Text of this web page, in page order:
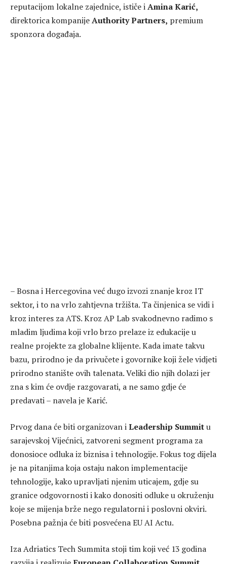
reputacijom lokalne zajednice, ističe iAmina Karić,
direktorica kompanijeAuthority Partners, premium
sponzora događaja.
– Bosna i Hercegovina već dugo izvozi znanje kroz IT
sektor, i to na vrlo zahtjevna tržišta. Ta činjenica se vidi i
kroz interes za ATS. Kroz AP Lab svakodnevno radimo s
mladim ljudima koji vrlo brzo prelaze iz edukacije u
realne projekte za globalne klijente. Kada imate takvu
bazu, prirodno je da privučete i govornike koji žele vidjeti
prirodno stanište ovih talenata. Veliki dio njih dolazi jer
zna s kim će ovdje razgovarati, a ne samo gdje će
predavati – navela je Karić.
Prvog dana će biti organizovan iLeadership Summitu
sarajevskoj Vijećnici, zatvoreni segment programa za
donosioce odluka iz biznisa i tehnologije. Fokus tog dijela
je na pitanjima koja ostaju nakon implementacije
tehnologije, kako upravljati njenim uticajem, gdje su
granice odgovornosti i kako donositi odluke u okruženju
koje se mijenja brže nego regulatorni i poslovni okviri.
Posebna pažnja će biti posvećena EU AI Actu.
Iza Adriatics Tech Summita stoji tim koji već 13 godina